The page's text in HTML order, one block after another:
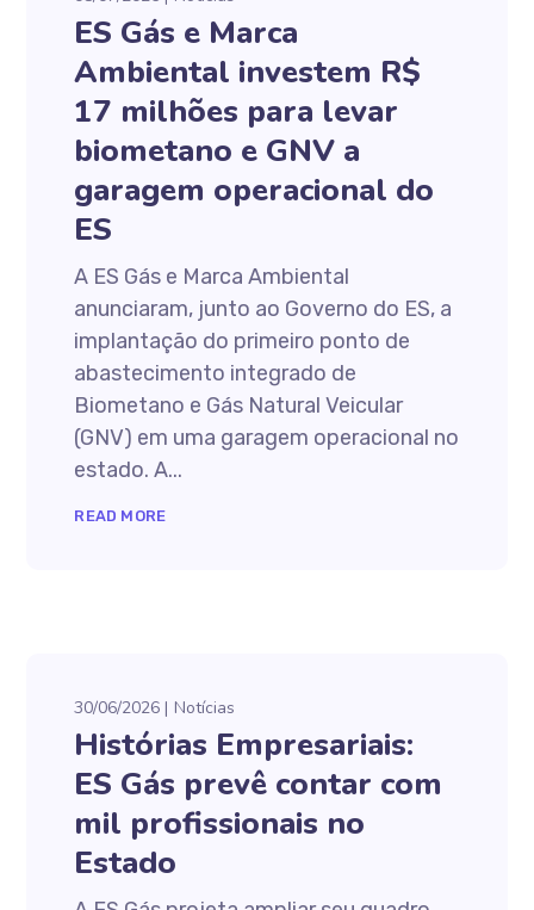
ES Gás e Marca
Ambiental investem R$
17 milhões para levar
biometano e GNV a
garagem operacional do
ES
A ES Gás e Marca Ambiental
anunciaram, junto ao Governo do ES, a
implantação do primeiro ponto de
abastecimento integrado de
Biometano e Gás Natural Veicular
(GNV) em uma garagem operacional no
estado. A...
READ MORE
30/06/2026 Notícias
Histórias Empresariais:
ES Gás prevê contar com
mil profissionais no
Estado